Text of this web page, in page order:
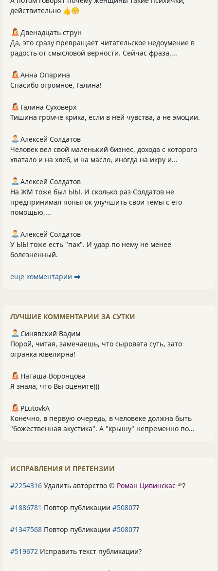
действительно 👍😁
Двенадцать струн
Да, это сразу превращает читательское недоумение в
радость от смысловой верности. Сейчас фраза,...
Анна Опарина
Спасибо огромное, Галина!
Галина Суховерх
Тишина громче крика, если в ней чувства, а не эмоции.
Алексей Солдатов
Человек вел свой маленький бизнес, дохода с которого
хватало и на хлеб, и на масло, иногда на икру и...
Алексей Солдатов
На ЖМ тоже был ЫЫ. И сколько раз Солдатов не
предпринимал попыток улучшить свои темы с его
помощью,...
Алексей Солдатов
У ЫЫ тоже есть "пах". И удар по нему не менее
болезненный.
ещё комментарии ⮕
ЛУЧШИЕ КОММЕНТАРИИ ЗА СУТКИ
Синявский Вадим
Порой, читая, замечаешь, что сыровата суть, зато
огранка ювелирна!
Наташа Воронцова
Я знала, что Вы оцените)))
PLutоvkА
Конечно, в первую очередь, в человеке должна быть
"божественная акустика". А "крышу" непременно по...
ИСПРАВЛЕНИЯ И ПРЕТЕНЗИИ
#2254316 Удалить авторство © Роман Цивинскас 46?
#1886781 Повтор публикации #50807?
#1347568 Повтор публикации #50807?
#519672 Исправить текст публикации?